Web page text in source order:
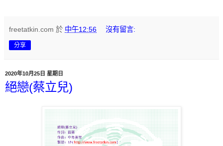
freetatkin.com 於 中午12:56 沒有留言:
分享
2020年10月25日 星期日
絕戀(蔡立兒)